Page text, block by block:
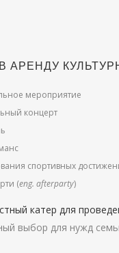
АРЕНДУ
мероприятие
концерт
спортивных
(eng. afterparty)
катер для
выбор для нужд